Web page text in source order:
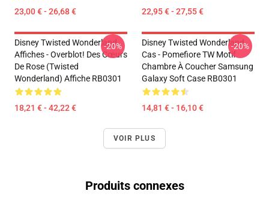
23,00 € - 26,68 € 22,95 € - 27,55 €
Disney Twisted Wonderland
Affiches - Overblot! Des Cœurs
De Rose (Twisted
Wonderland) Affiche RB0301
18,21 € - 42,22 €
-20%
Disney Twisted Wonderland
Cas - Pomefiore TW Motif
Chambre À Coucher Samsung
Galaxy Soft Case RB0301
14,81 € - 16,10 €
-20%
VOIR PLUS
Produits connexes